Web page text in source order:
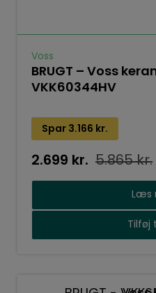
Voss
BRUGT – Voss
VKK60344HV
Spar 3.166 kr.
5.865kr.
2.699 kr.
Læs
Tilføj